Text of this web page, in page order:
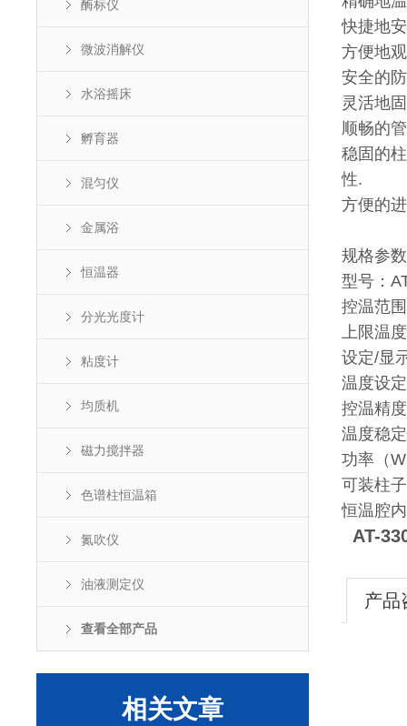
酶标仪
微波消解仪
水浴摇床
孵育器
混匀仪
金属浴
恒温器
分光光度计
粘度计
均质机
磁力搅拌器
色谱柱恒温箱
氮吹仪
油液测定仪
查看全部产品
相关文章
快捷地
方便地
安全的
灵活地
顺畅的
稳固的
性.
方便的
规格参
型号：
控温范
上限温
设定/显
温度设
控温精
温度稳
功率（
可装柱
恒温腔
AT-
产品